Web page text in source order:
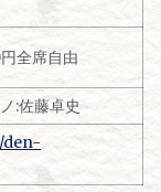
全席自由
:佐藤卓史
den-